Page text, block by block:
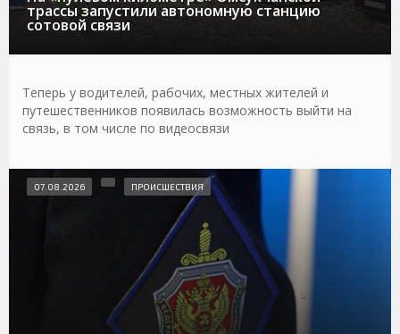
трассы запустили автономную станцию
сотовой связи
Теперь у водителей, рабочих, местных жителей и
путешественников появилась возможность выйти на
связь, в том числе по видеосвязи
07.08.2026 ПРОИСШЕСТВИЯ